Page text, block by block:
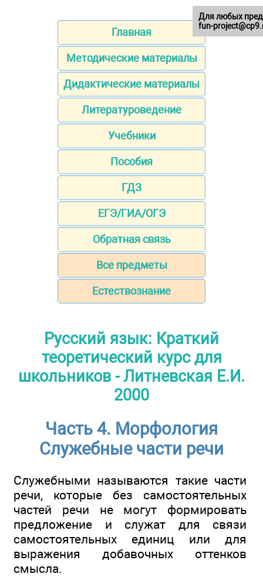
Главная
Методические материалы
Дидактические материалы
Литературоведение
Учебники
Пособия
ГДЗ
ЕГЭ/ГИА/ОГЭ
Обратная связь
Все предметы
Естествознание
Русский язык: Краткий
теоретический курс для
школьников - Литневская Е.И.
2000
Часть 4. Морфология
Служебные части речи
Служебными называются такие части
речи, которые без самостоятельных
частей речи не могут формировать
предложение и служат для связи
самостоятельных единиц или для
выражения добавочных оттенков
смысла.
Для любых
fun-